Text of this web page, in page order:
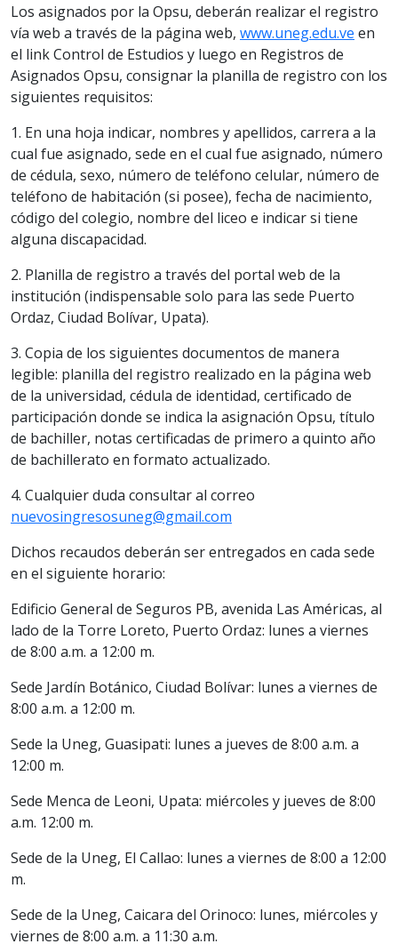
Los asignados por la Opsu, deberán realizar el registro
vía web a través de la página web, www.uneg.edu.ve en
el link Control de Estudios y luego en Registros de
Asignados Opsu, consignar la planilla de registro con los
siguientes requisitos:
1. En una hoja indicar, nombres y apellidos, carrera a la
cual fue asignado, sede en el cual fue asignado, número
de cédula, sexo, número de teléfono celular, número de
teléfono de habitación (si posee), fecha de nacimiento,
código del colegio, nombre del liceo e indicar si tiene
alguna discapacidad.
2. Planilla de registro a través del portal web de la
institución (indispensable solo para las sede Puerto
Ordaz, Ciudad Bolívar, Upata).
3. Copia de los siguientes documentos de manera
legible: planilla del registro realizado en la página web
de la universidad, cédula de identidad, certificado de
participación donde se indica la asignación Opsu, título
de bachiller, notas certificadas de primero a quinto año
de bachillerato en formato actualizado.
4. Cualquier duda consultar al correo
nuevosingresosuneg@gmail.com
Dichos recaudos deberán ser entregados en cada sede
en el siguiente horario:
Edificio General de Seguros PB, avenida Las Américas, al
lado de la Torre Loreto, Puerto Ordaz: lunes a viernes
de 8:00 a.m. a 12:00 m.
Sede Jardín Botánico, Ciudad Bolívar: lunes a viernes de
8:00 a.m. a 12:00 m.
Sede la Uneg, Guasipati: lunes a jueves de 8:00 a.m. a
12:00 m.
Sede Menca de Leoni, Upata: miércoles y jueves de 8:00
a.m. 12:00 m.
Sede de la Uneg, El Callao: lunes a viernes de 8:00 a 12:00
m.
Sede de la Uneg, Caicara del Orinoco: lunes, miércoles y
viernes de 8:00 a.m. a 11:30 a.m.